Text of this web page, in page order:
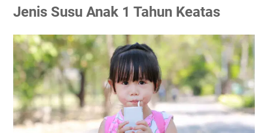
Jenis Susu Anak 1 Tahun Keatas